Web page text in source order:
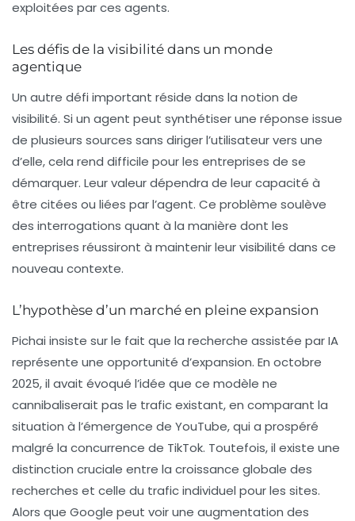
exploitées par ces agents.
Les défis de la visibilité dans un monde
agentique
Un autre défi important réside dans la notion de
visibilité. Si un agent peut synthétiser une réponse issue
de plusieurs sources sans diriger l’utilisateur vers une
d’elle, cela rend difficile pour les entreprises de se
démarquer. Leur valeur dépendra de leur capacité à
être citées ou liées par l’agent. Ce problème soulève
des interrogations quant à la manière dont les
entreprises réussiront à maintenir leur visibilité dans ce
nouveau contexte.
L’hypothèse d’un marché en pleine expansion
Pichai insiste sur le fait que la recherche assistée par IA
représente une opportunité d’expansion. En octobre
2025, il avait évoqué l’idée que ce modèle ne
cannibaliserait pas le trafic existant, en comparant la
situation à l’émergence de YouTube, qui a prospéré
malgré la concurrence de TikTok. Toutefois, il existe une
distinction cruciale entre la croissance globale des
recherches et celle du trafic individuel pour les sites.
Alors que Google peut voir une augmentation des